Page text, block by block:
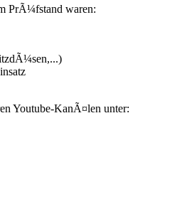
PrÃ¼fstand waren:
Youtube-KanÃ¤len unter: